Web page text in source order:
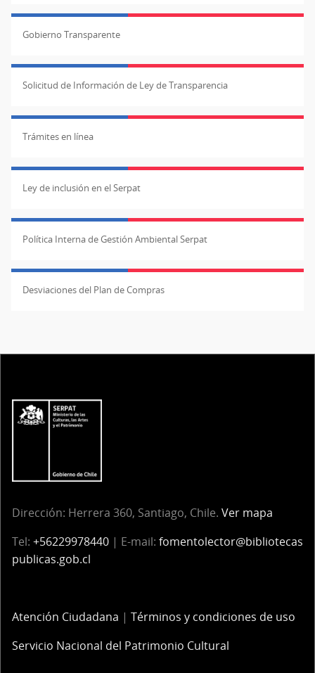
Gobierno Transparente
Solicitud de Información de Ley de Transparencia
Trámites en línea
Ley de inclusión en el Serpat
Política Interna de Gestión Ambiental Serpat
Desviaciones del Plan de Compras
Dirección: Herrera 360, Santiago, Chile. Ver mapa
Tel: +56229978440 | E-mail: fomentolector@bibliotecas
publicas.gob.cl
Atención Ciudadana | Términos y condiciones de uso
Servicio Nacional del Patrimonio Cultural